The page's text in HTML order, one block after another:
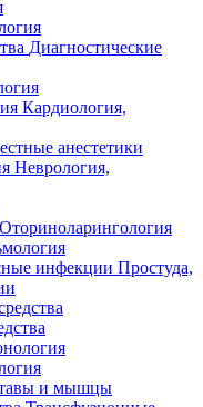
Диагностические
Кардиология,
анестетики
Неврология,
Оториноларингология
Простуда,
и мышцы